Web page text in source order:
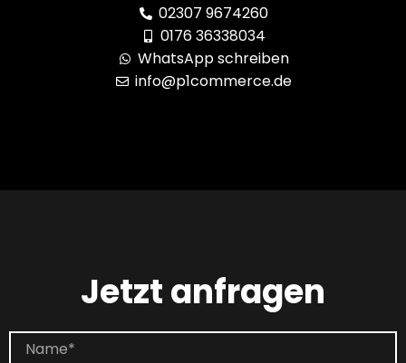
02307 9674260
0176 36338034
WhatsApp schreiben
info@p1commerce.de
Jetzt anfragen